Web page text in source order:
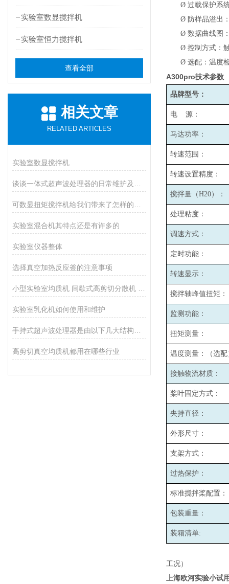
实验室数显搅拌机
实验室恒力搅拌机
查看全部
相关文章
RELATED ARTICLES
实验室数显搅拌机
实验室混合机其特点还是有许多的
实验室仪器整体
选择真空加热反应釜的注意事项
实验室乳化机如何使用和维护
高剪切真空均质机都用在哪些行业
Ø 过载保护系
Ø 防样品溢出
Ø 数据曲线图
Ø 控制方式：
Ø 选配：温度
A300pro技术参数
品牌型号：
电 源：
马达功率：
转速范围：
转速设置精度：
搅拌量（H20）：
处理粘度：
调速方式：
定时功能：
转速显示：
搅拌轴峰值扭矩：
监测功能：
扭矩测量：
温度测量：（选配
接触物流材质：
桨叶固定方式：
夹持直径：
外形尺寸：
支架方式：
过热保护：
标准搅拌桨配置：
包装重量：
装箱清单:
工况）
上海欧河实验小试